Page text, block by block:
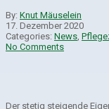
By: Knut Mäuselein
17. Dezember 2020
Categories: News
No Comments
Der stetig steigende